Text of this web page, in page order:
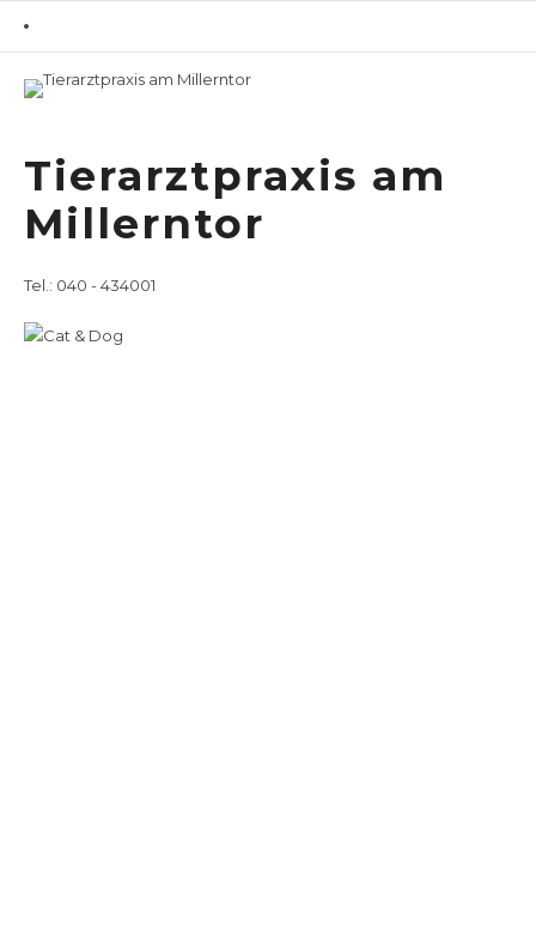
Tierarztpraxis am
Millerntor
Tel.: 040 - 434001
Tierärztliche Leistungen für Hunde
Tierärztliche
Leistungen für
Hunde